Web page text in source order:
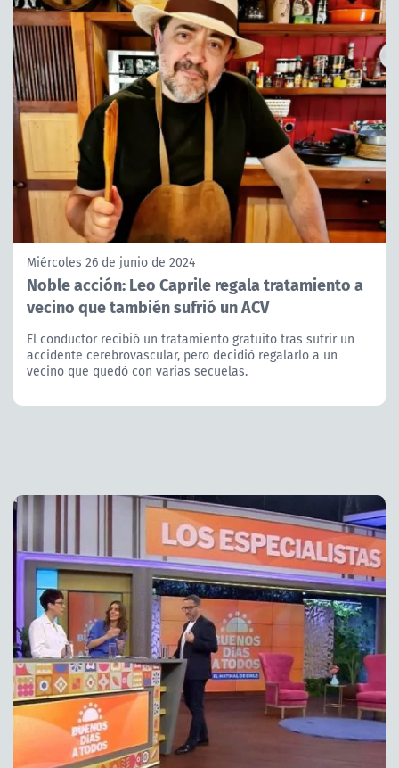
Miércoles 26 de junio de 2024
Noble acción: Leo Caprile regala tratamiento a
vecino que también sufrió un ACV
El conductor recibió un tratamiento gratuito tras sufrir un
accidente cerebrovascular, pero decidió regalarlo a un
vecino que quedó con varias secuelas.